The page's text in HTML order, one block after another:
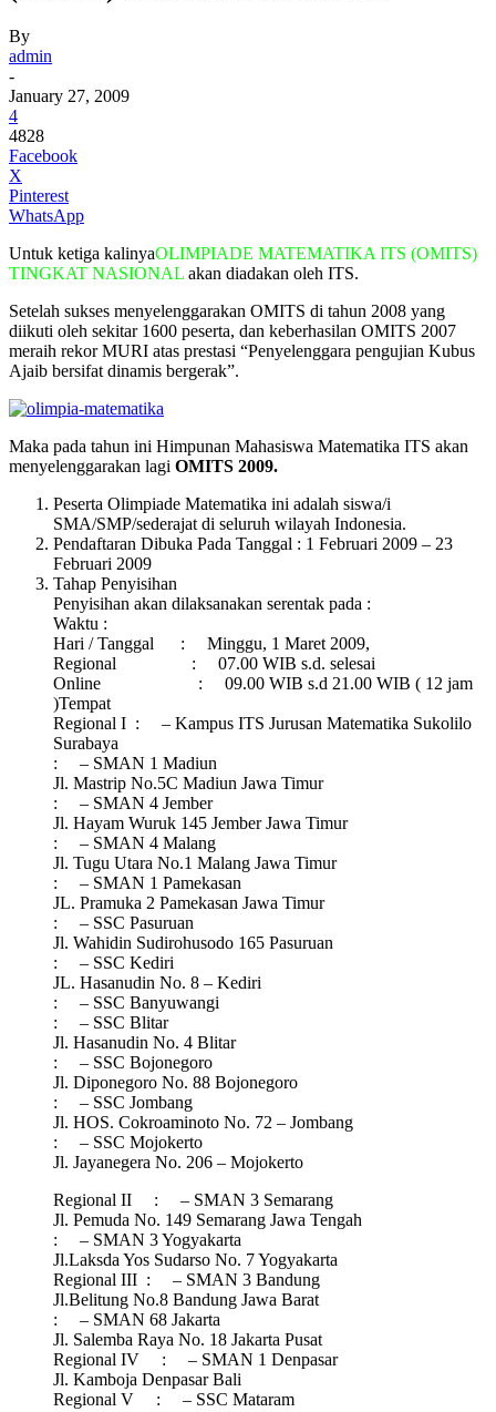
By
admin
-
January 27, 2009
4
4828
Facebook
X
Pinterest
WhatsApp
Untuk ketiga kalinyaOLIMPIADE MATEMATIKA ITS (OMITS)
TINGKAT NASIONAL akan diadakan oleh ITS.
Setelah sukses menyelenggarakan OMITS di tahun 2008 yang
diikuti oleh sekitar 1600 peserta, dan keberhasilan OMITS 2007
meraih rekor MURI atas prestasi “Penyelenggara pengujian Kubus
Ajaib bersifat dinamis bergerak”.
Maka pada tahun ini Himpunan Mahasiswa Matematika ITS akan
menyelenggarakan lagi OMITS 2009.
Peserta Olimpiade Matematika ini adalah siswa/i
SMA/SMP/sederajat di seluruh wilayah Indonesia.
Pendaftaran Dibuka Pada Tanggal : 1 Februari 2009 – 23
Februari 2009
Tahap Penyisihan
Penyisihan akan dilaksanakan serentak pada :
Waktu :
Hari / Tanggal : Minggu, 1 Maret 2009,
Regional : 07.00 WIB s.d. selesai
Online : 09.00 WIB s.d 21.00 WIB ( 12 jam
)Tempat
Regional I : – Kampus ITS Jurusan Matematika Sukolilo
Surabaya
: – SMAN 1 Madiun
Jl. Mastrip No.5C Madiun Jawa Timur
: – SMAN 4 Jember
Jl. Hayam Wuruk 145 Jember Jawa Timur
: – SMAN 4 Malang
Jl. Tugu Utara No.1 Malang Jawa Timur
: – SMAN 1 Pamekasan
JL. Pramuka 2 Pamekasan Jawa Timur
: – SSC Pasuruan
Jl. Wahidin Sudirohusodo 165 Pasuruan
: – SSC Kediri
JL. Hasanudin No. 8 – Kediri
: – SSC Banyuwangi
: – SSC Blitar
Jl. Hasanudin No. 4 Blitar
: – SSC Bojonegoro
Jl. Diponegoro No. 88 Bojonegoro
: – SSC Jombang
Jl. HOS. Cokroaminoto No. 72 – Jombang
: – SSC Mojokerto
Jl. Jayanegera No. 206 – Mojokerto
Regional II : – SMAN 3 Semarang
Jl. Pemuda No. 149 Semarang Jawa Tengah
: – SMAN 3 Yogyakarta
Jl.Laksda Yos Sudarso No. 7 Yogyakarta
Regional III : – SMAN 3 Bandung
Jl.Belitung No.8 Bandung Jawa Barat
: – SMAN 68 Jakarta
Jl. Salemba Raya No. 18 Jakarta Pusat
Regional IV : – SMAN 1 Denpasar
Jl. Kamboja Denpasar Bali
Regional V : – SSC Mataram